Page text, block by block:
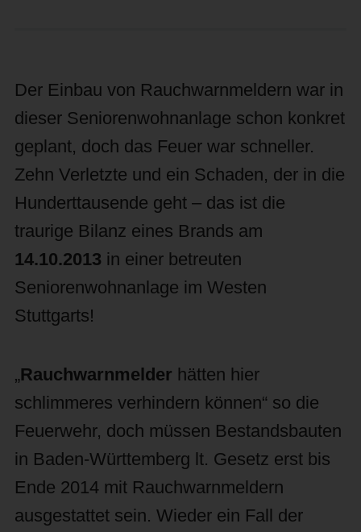
Der Einbau von Rauchwarnmeldern war in
dieser Seniorenwohnanlage schon konkret
geplant, doch das Feuer war schneller.
Zehn Verletzte und ein Schaden, der in die
Hunderttausende geht – das ist die
traurige Bilanz eines Brands am
14.10.2013 in einer betreuten
Seniorenwohnanlage im Westen
Stuttgarts!
„Rauchwarnmelder hätten hier
schlimmeres verhindern können“ so die
Feuerwehr, doch müssen Bestandsbauten
in Baden-Württemberg lt. Gesetz erst bis
Ende 2014 mit Rauchwarnmeldern
ausgestattet sein. Wieder ein Fall der